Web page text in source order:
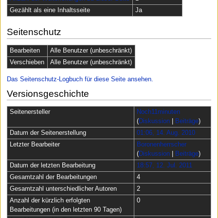
Gezählt als eine Inhaltsseite
Ja
Seitenschutz
Bearbeiten
Alle Benutzer (unbeschränkt)
Verschieben
Alle Benutzer (unbeschränkt)
Das Seitenschutz-Logbuch für diese Seite ansehen.
Versionsgeschichte
Seitenersteller
Noch11minuten
(Diskussion| Beiträge)
Datum der Seitenerstellung
01:06, 14. Aug. 2010
Letzter Bearbeiter
Boronenherrscher
(Diskussion| Beiträge)
Datum der letzten Bearbeitung
18:57, 12. Jul. 2011
Gesamtzahl der Bearbeitungen
4
Gesamtzahl unterschiedlicher Autoren
2
Anzahl der kürzlich erfolgten
Bearbeitungen (in den letzten 90 Tagen)
0